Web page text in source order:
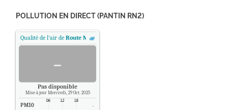
POLLUTION EN DIRECT (PANTIN RN2)
Qualité de l'air deRoute Nationale 2 - Pantin, Paris
-
Pas disponible
Mise à jour Mercredi, 29 Oct. 2025
PM10 -